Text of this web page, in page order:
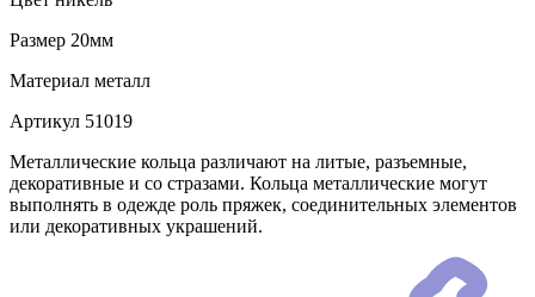
Размер 20мм
Материал металл
Артикул 51019
Металлические кольца различают на литые, разъемные,
декоративные и со стразами. Кольца металлические могут
выполнять в одежде роль пряжек, соединительных элементов
или декоративных украшений.